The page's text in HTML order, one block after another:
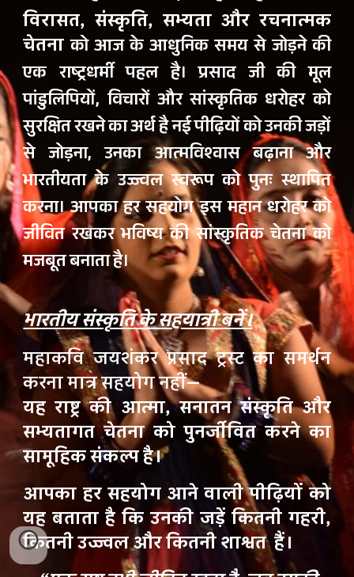
विरासत, संस्कृति, सभ्यता और रचनात्मक
चेतना को आज के आधुनिक समय से जोड़ने की
एक राष्ट्रधर्मी पहल है। प्रसाद जी की मूल
पांडुलिपियों, विचारों और सांस्कृतिक धरोहर को
सुरक्षित रखने का अर्थ है नई पीढ़ियों को उनकी जड़ों
से जोड़ना, उनका आत्मविश्वास बढ़ाना और
भारतीयता के उज्ज्वल स्वरूप को पुनः स्थापित
करना। आपका हर सहयोग इस महान धरोहर को
जीवित रखकर भविष्य की सांस्कृतिक चेतना को
मजबूत बनाता है।
भारतीय संस्कृति के सहयात्री बनें।
महाकवि जयशंकर प्रसाद ट्रस्ट का समर्थन
करना मात्र सहयोग नहीं—
यह राष्ट्र की आत्मा, सनातन संस्कृति और
सभ्यतागत चेतना को पुनर्जीवित करने का
सामूहिक संकल्प है।
आपका हर सहयोग आने वाली पीढ़ियों को
यह बताता है कि उनकी जड़ें कितनी गहरी,
कितनी उज्ज्वल और कितनीशाश्वतहैं।